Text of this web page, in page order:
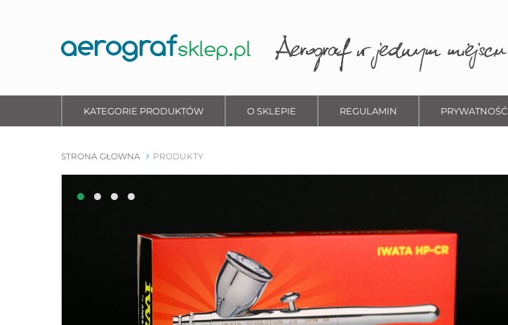
KATEGORIE PRODUKTÓW O SKLEPIE REGULAMIN PRYWATNOŚĆ
STRONA GŁOWNA PRODUKTY